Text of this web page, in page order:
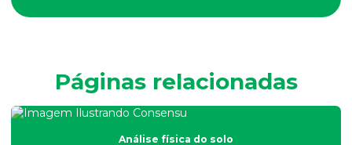
Análise de efluentes líquidos
Análise de esgoto
Páginas relacionadas
Análise física do solo